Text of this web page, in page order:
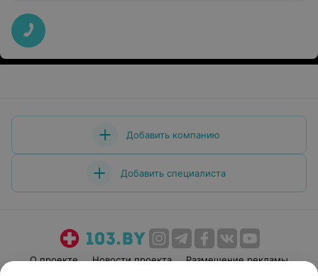
Стоматолог быстро обработала десну, дала
рекомендации. Спасибо за оперативность и
вежливость!
Добавить компанию
Добавить специалиста
О проекте Новости проекта
Размещение рекламы